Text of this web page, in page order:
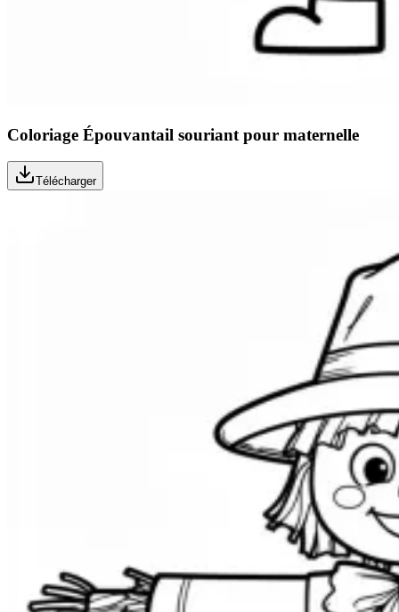
Coloriage Épouvantail souriant pour maternelle
Télécharger